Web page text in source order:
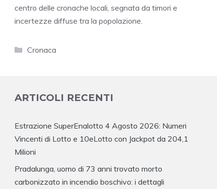
centro delle cronache locali, segnata da timori e
incertezze diffuse tra la popolazione.
Categorie
Cronaca
ARTICOLI RECENTI
Estrazione SuperEnalotto 4 Agosto 2026: Numeri
Vincenti di Lotto e 10eLotto con Jackpot da 204,1
Milioni
Pradalunga, uomo di 73 anni trovato morto
carbonizzato in incendio boschivo: i dettagli